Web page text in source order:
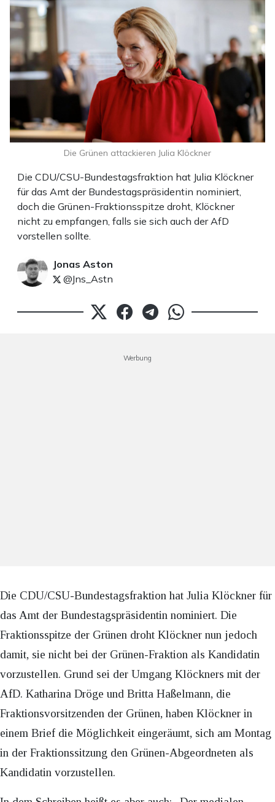
Die CDU/CSU-Bundestagsfraktion hat Julia Klöckner
für das Amt der Bundestagspräsidentin nominiert,
doch die Grünen-Fraktionsspitze droht, Klöckner
nicht zu empfangen, falls sie sich auch der AfD
vorstellen sollte.
Jonas Aston
@Jns_Astn
Die Grünen attackieren Julia Klöckner
Werbung
Die CDU/CSU-Bundestagsfraktion hat Julia Klöckner für
das Amt der Bundestagspräsidentin nominiert. Die
Fraktionsspitze der Grünen droht Klöckner nun jedoch
damit, sie nicht bei der Grünen-Fraktion als Kandidatin
vorzustellen. Grund sei der Umgang Klöckners mit der
AfD. Katharina Dröge und Britta Haßelmann, die
Fraktionsvorsitzenden der Grünen, haben Klöckner in
einem Brief die Möglichkeit eingeräumt, sich am Montag
in der Fraktionssitzung den Grünen-Abgeordneten als
Kandidatin vorzustellen.